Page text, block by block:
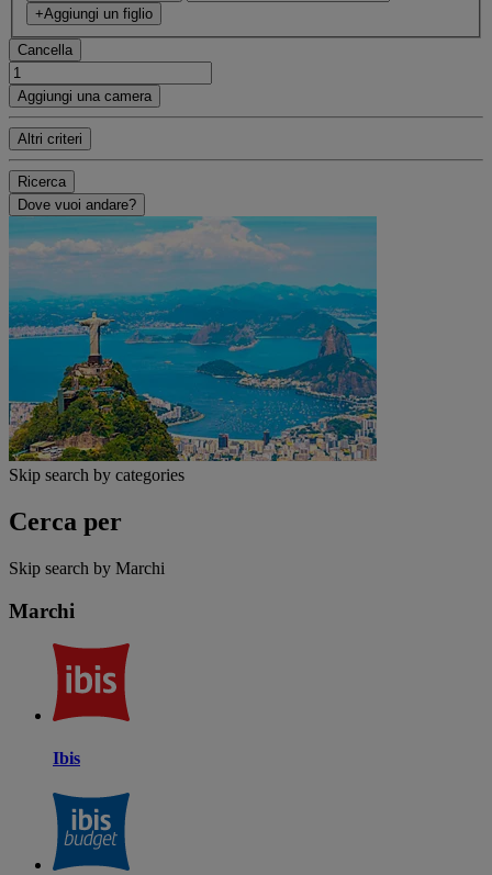
+Aggiungi un figlio
Cancella
Aggiungi una camera
Altri criteri
Ricerca
Dove vuoi andare?
Skip search by categories
Cerca per
Skip search by Marchi
Marchi
Ibis